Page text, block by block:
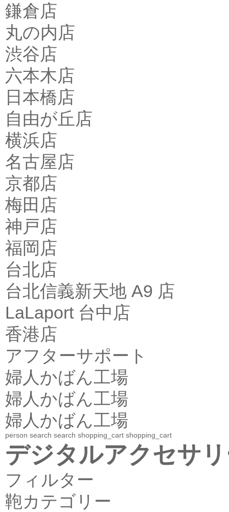
鎌倉店
丸の内店
渋谷店
六本木店
日本橋店
自由が丘店
横浜店
名古屋店
京都店
梅田店
神戸店
福岡店
台北店
台北信義新天地 A9 店
LaLaport 台中店
香港店
アフターサポート
婦人かばん工場
婦人かばん工場
婦人かばん工場
person search search shopping_cart shopping_cart
デジタルアクセサ
フィルター
鞄カテゴリー